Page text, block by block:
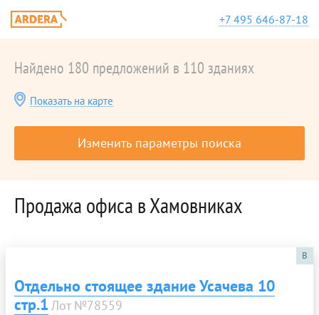
+7 495 646-87-18
Найдено 180 предложений в 110 зданиях
Показать на карте
Изменить параметры поиска
Продажа офиса в Хамовниках
B
Отдельно стоящее здание Усачева 10
стр.1 Лот №78559